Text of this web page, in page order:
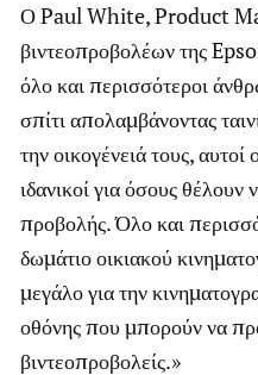
Ο Paul White, Product
βιντεοπροβολέων της
όλο και περισσότεροι
σπίτι απολαμβάνοντας
την οικογένειά τους, αυτοί
ιδανικοί για όσους
προβολής. Όλο και
δωμάτιο οικιακού
μεγάλο για την
οθόνης που μπορούν να
βιντεοπροβολείς.»